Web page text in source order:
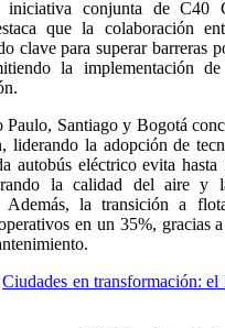
iniciativa conjunta de C40
que la colaboración
clave para superar barreras
la implementación
Paulo, Santiago y Bogotá
liderando la adopción de
autobús eléctrico evita hasta
la calidad del aire y
Además, la transición a
en un 35%, gracias
Ciudades en transformación: el